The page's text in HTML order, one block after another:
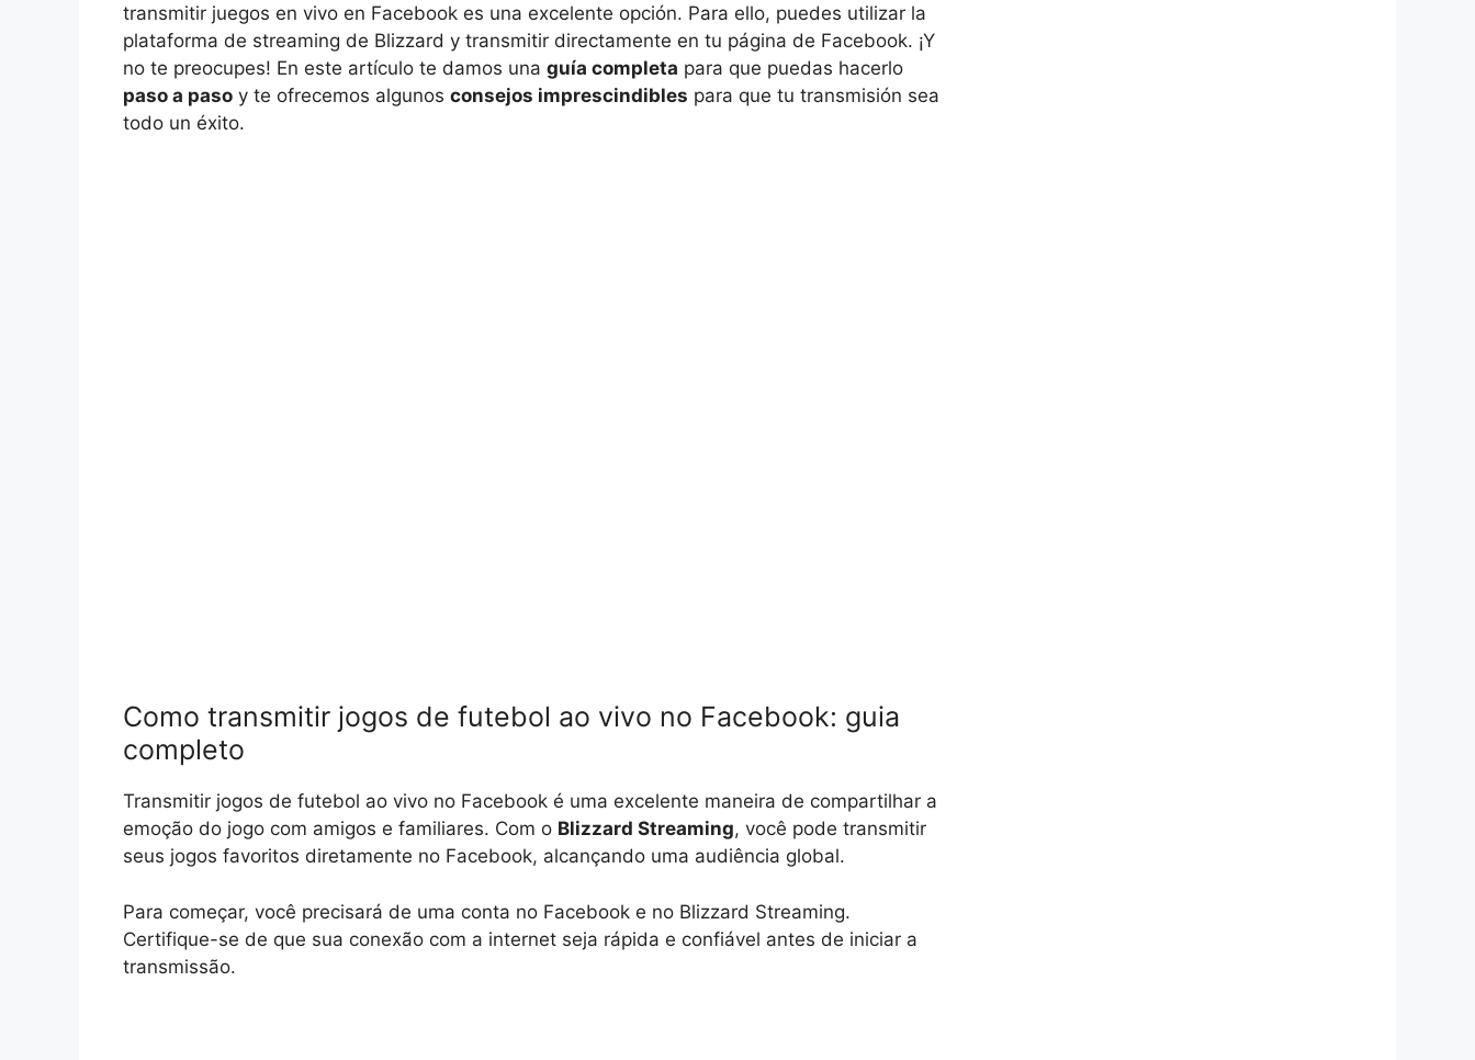
transmitir juegos en vivo en Facebook es una excelente opción. Para ello, puedes utilizar la
plataforma de streaming de Blizzard y transmitir directamente en tu página de Facebook. ¡Y
no te preocupes! En este artículo te damos una guía completa para que puedas hacerlo
paso a paso y te ofrecemos algunos consejos imprescindibles para que tu transmisión sea
todo un éxito.
Como transmitir jogos de futebol ao vivo no Facebook: guia
completo
Transmitir jogos de futebol ao vivo no Facebook é uma excelente maneira de compartilhar a
emoção do jogo com amigos e familiares. Com o Blizzard Streaming, você pode transmitir
seus jogos favoritos diretamente no Facebook, alcançando uma audiência global.
Para começar, você precisará de uma conta no Facebook e no Blizzard Streaming.
Certifique-se de que sua conexão com a internet seja rápida e confiável antes de iniciar a
transmissão.